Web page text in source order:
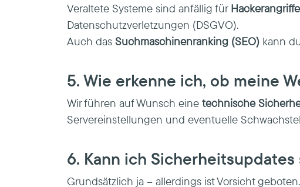
Veraltete Systeme sind anfällig für
Datenschutzverletzungen (DSGVO).
Auch das Suchmaschinenranking (SEO) kann
5. Wie erkenne ich, ob meine
Wir führen auf Wunsch eine technische
Servereinstellungen und eventuelle
6. Kann ich
Grundsätzlich ja – allerdings ist Vorsicht